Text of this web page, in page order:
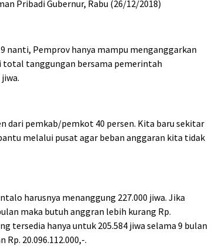
Pribadi Gubernur, Rabu (26/12/2018)
nanti, Pemprov hanya mampu menganggarkan
total tanggungan bersama pemerintah
dari pemkab/pemkot 40 persen. Kita baru sekitar
melalui pusat agar beban anggaran kita tidak
harusnya menanggung 227.000 jiwa. Jika
maka butuh anggran lebih kurang Rp.
tersedia hanya untuk 205.584 jiwa selama 9 bulan
Rp. 20.096.112.000,-.